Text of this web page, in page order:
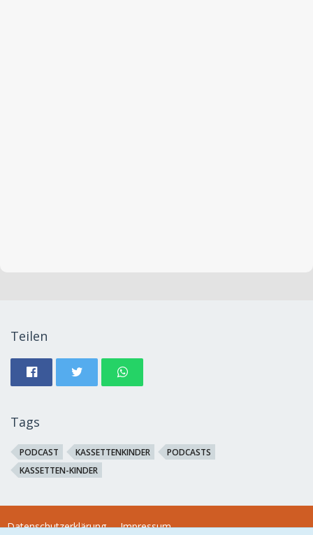
Teilen
Tags
PODCAST KASSETTENKINDER
PODCASTS
KASSETTEN-KINDER
Datenschutzerklärung Impressum